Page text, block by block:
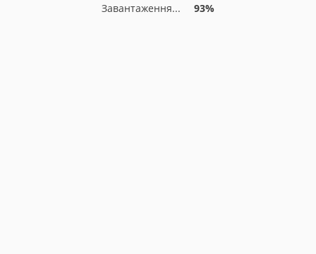
Завантаження... 93%